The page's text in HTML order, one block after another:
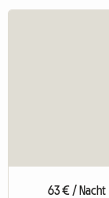
63 € / Nacht